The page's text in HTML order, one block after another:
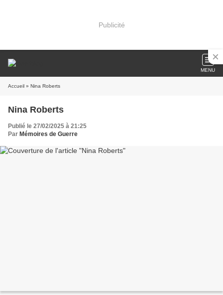
Publicité
MENU
Accueil » Nina Roberts
Nina Roberts
Publié le 27/02/2025 à 21:25
Par Mémoires de Guerre